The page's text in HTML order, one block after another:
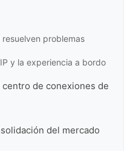
problemas
y la experiencia a bordo
de conexiones de
del mercado